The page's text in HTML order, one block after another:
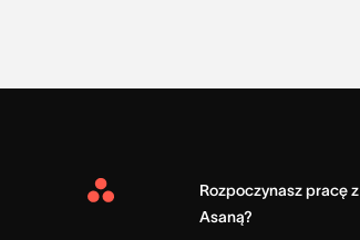
Asana
Rozpoczynasz pracę z
Asaną?